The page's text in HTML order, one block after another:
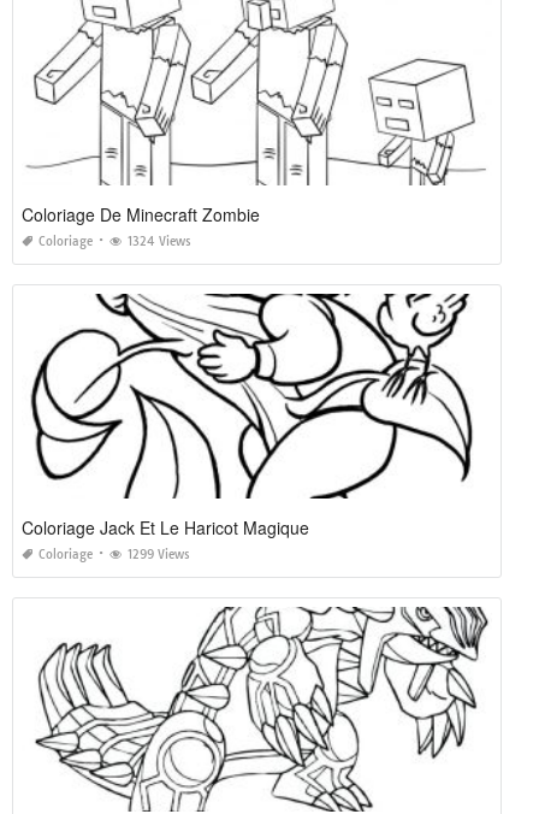
Coloriage De Minecraft Zombie
Coloriage 1324 Views
Coloriage Jack Et Le Haricot Magique
Coloriage 1299 Views